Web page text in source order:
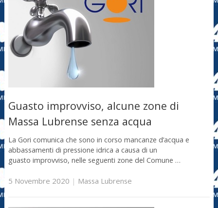
Guasto improvviso, alcune zone di
Massa Lubrense senza acqua
La Gori comunica che sono in corso mancanze d’acqua e
abbassamenti di pressione idrica a causa di un
guasto improvviso, nelle seguenti zone del Comune …
5 Novembre 2020 | Massa Lubrense